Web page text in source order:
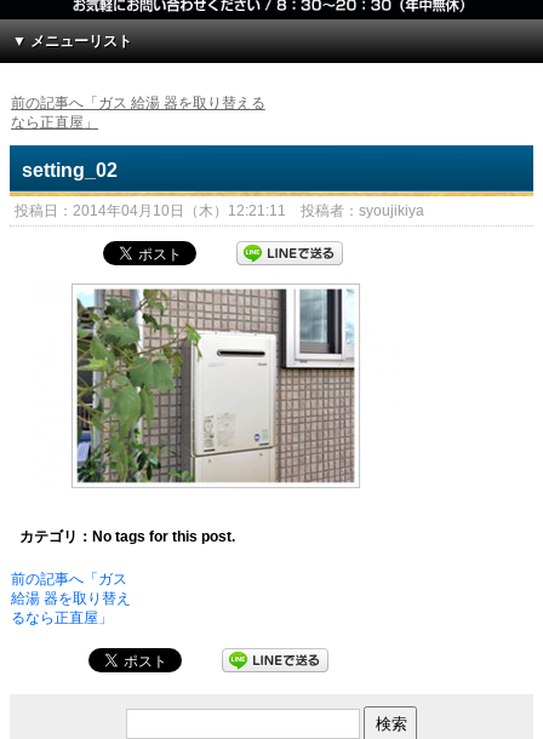
▼ メニューリスト
前の記事へ「ガス 給湯 器を取り替える
なら正直屋」
setting_02
投稿日：2014年04月10日（木）12:21:11 投稿者：syoujikiya
カテゴリ：No tags for this post.
前の記事へ「ガス
給湯 器を取り替え
るなら正直屋」